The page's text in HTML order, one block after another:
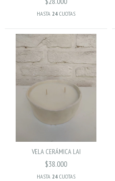
HASTA 24 CUOTAS
VELA CERÁMICA LAI
$38.000
HASTA 24 CUOTAS